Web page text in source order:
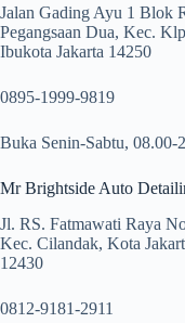
Jalan Gading Ayu 1 Blok
Pegangsaan Dua, Kec.
Ibukota Jakarta 14250
0895-1999-9819
Buka Senin-Sabtu, 08.00-
Mr Brightside Auto
Jl. RS. Fatmawati Raya
Kec. Cilandak, Kota
12430
0812-9181-2911